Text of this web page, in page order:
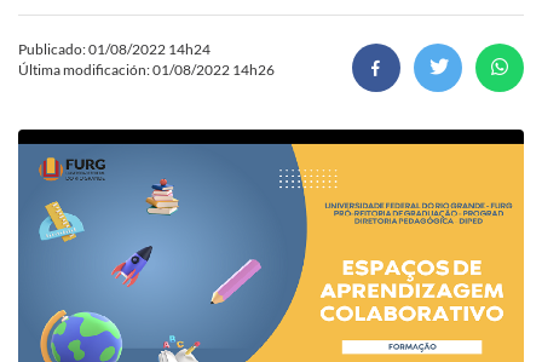
Publicado: 01/08/2022 14h24
Última modificación: 01/08/2022 14h26